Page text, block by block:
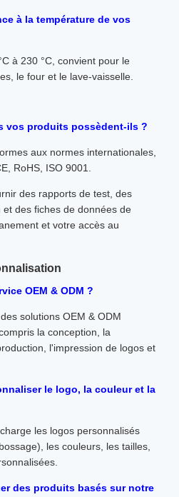
à la température de vos
à 230 °C, convient pour le
le four et le lave-vaisselle.
vos produits possèdent-ils ?
aux normes internationales,
RoHS, ISO 9001.
des rapports de test, des
des fiches de données de
et votre accès au
OEM & ODM ?
solutions OEM & ODM
la conception, la
l'impression de logos et
le logo, la couleur et la
les logos personnalisés
les couleurs, les tailles,
des produits basés sur notre